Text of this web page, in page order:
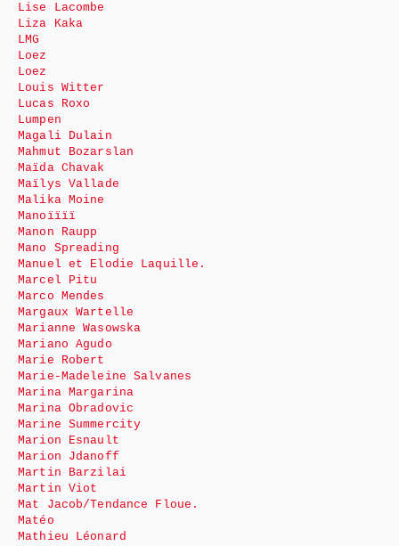
Lise Lacombe
Liza Kaka
LMG
Loez
Loez
Louis Witter
Lucas Roxo
Lumpen
Magali Dulain
Mahmut Bozarslan
Maïda Chavak
Maïlys Vallade
Malika Moine
Manoïïïï
Manon Raupp
Mano Spreading
Manuel et Elodie Laquille.
Marcel Pitu
Marco Mendes
Margaux Wartelle
Marianne Wasowska
Mariano Agudo
Marie Robert
Marie-Madeleine Salvanes
Marina Margarina
Marina Obradovic
Marine Summercity
Marion Esnault
Marion Jdanoff
Martin Barzilai
Martin Viot
Mat Jacob/Tendance Floue.
Matéo
Mathieu Léonard